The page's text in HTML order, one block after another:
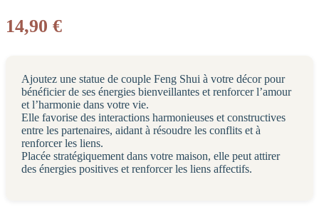
14,90 €
Ajoutez une statue de couple Feng Shui à votre décor pour
bénéficier de ses énergies bienveillantes et renforcer l’amour
et l’harmonie dans votre vie.
Elle favorise des interactions harmonieuses et constructives
entre les partenaires, aidant à résoudre les conflits et à
renforcer les liens.
Placée stratégiquement dans votre maison, elle peut attirer
des énergies positives et renforcer les liens affectifs.